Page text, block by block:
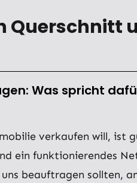
Querschnitt
Was spricht
verkaufen will,
ein funktionierendes
beauftragen sollten,